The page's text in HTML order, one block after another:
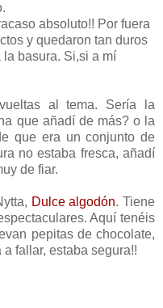
absoluto!! Por fuera
y quedaron tan duros
basura. Si,si a mí
al tema. Sería la
que añadí de más? o la
que era un conjunto de
no estaba fresca, añadí
de fiar.
Dulce algodón. Tiene
Aquí tenéis
pepitas de chocolate,
fallar, estaba segura!!